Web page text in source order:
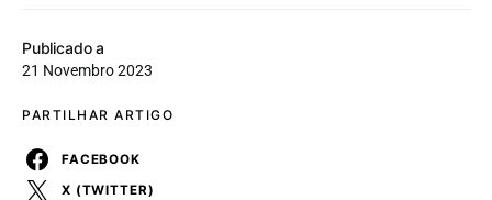
Publicado a
21 Novembro 2023
PARTILHAR ARTIGO
FACEBOOK
X (TWITTER)